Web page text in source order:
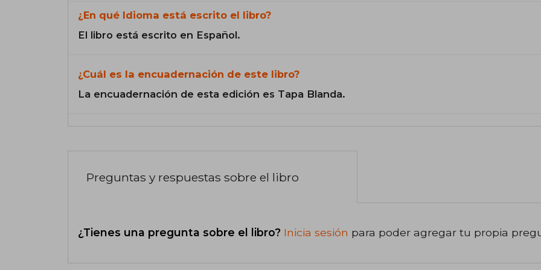
¿En qué Idioma está escrito el libro?
El libro está escrito en Español.
¿Cuál es la encuadernación de este libro?
La encuadernación de esta edición es Tapa Blanda.
Preguntas y respuestas sobre el libro
¿Tienes una pregunta sobre el libro? Inicia sesión para poder agregar tu propia